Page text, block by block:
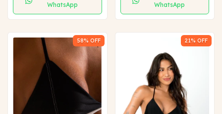
WhatsApp
WhatsApp
58% OFF 21% OFF